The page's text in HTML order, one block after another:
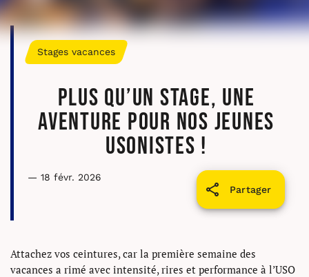
Stages vacances
Plus qu’un stage, une
aventure pour nos jeunes
Usonistes !
Partager
— 18 févr. 2026
Attachez vos ceintures, car la première semaine des
vacances a rimé avec intensité, rires et performance à l’USO